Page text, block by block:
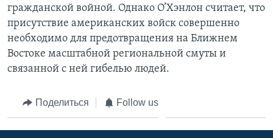
гражданской войной. Однако О’Хэнлон считает, что
присутствие американских войск совершенно
необходимо для предотвращения на Ближнем
Востоке масштабной региональной смуты и
связанной с ней гибелью людей.
Поделиться Follow us